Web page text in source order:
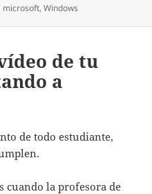
Categorías
microsoft,Windows
de tu
a
de todo estudiante,
cuando la profesora de